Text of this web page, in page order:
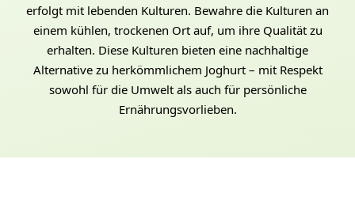
erfolgt mit lebenden Kulturen. Bewahre die Kulturen an
einem kühlen, trockenen Ort auf, um ihre Qualität zu
erhalten. Diese Kulturen bieten eine nachhaltige
Alternative zu herkömmlichem Joghurt – mit Respekt
sowohl für die Umwelt als auch für persönliche
Ernährungsvorlieben.